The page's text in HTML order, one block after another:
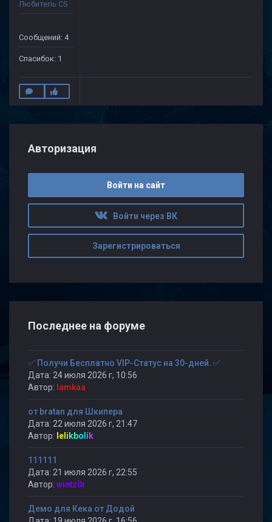
Любитель CS
Сообщений: 4
Спасибок: 1
Авторизация
Войти на сайт
Войти через ВК
Зарегистрироваться
Последнее на форуме
✅ Получи Бесплатно VIP-Статус на 30-дней. ✅
Дата: 24 июля 2026 г, 10:56
Автор: lamkaa
от bratan для Шкипера
Дата: 22 июля 2026 г, 21:47
Автор: lelikbolik
111111
Дата: 21 июля 2026 г, 22:55
Автор: wintz0r
Демо для Кека от Додой